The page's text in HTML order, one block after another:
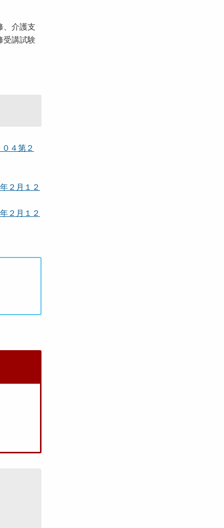
、介護支
受講試験
４第２
２月１２
２月１２